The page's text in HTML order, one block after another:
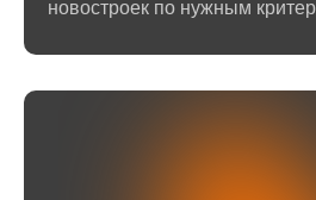
новостроек по нужным